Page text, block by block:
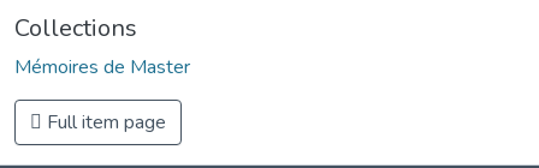
Collections
Mémoires de Master
Full item page